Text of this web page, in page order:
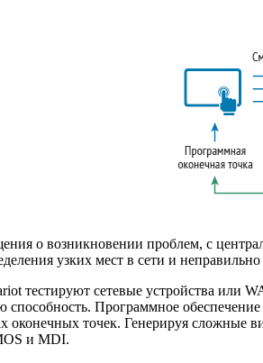
о возникновении проблем, с
узких мест в сети и
тестируют сетевые устройства или
способность. Программное
оконечных точек. Генерируя
и MDI.